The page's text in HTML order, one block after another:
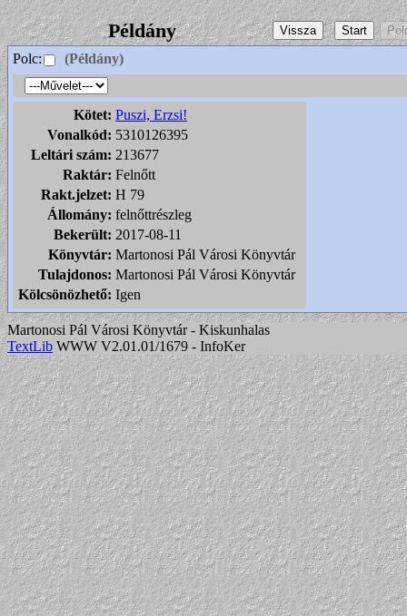
Példány
Polc: (Példány)
Kötet: Puszi, Erzsi!
Vonalkód: 5310126395
Leltári szám: 213677
Raktár: Felnőtt
Rakt.jelzet: H 79
Állomány: felnőttrészleg
Bekerült: 2017-08-11
Könyvtár: Martonosi Pál Városi Könyvtár
Tulajdonos: Martonosi Pál Városi Könyvtár
Kölcsönözhető: Igen
Martonosi Pál Városi Könyvtár - Kiskunhalas
TextLib WWW V2.01.01/1679 - InfoKer